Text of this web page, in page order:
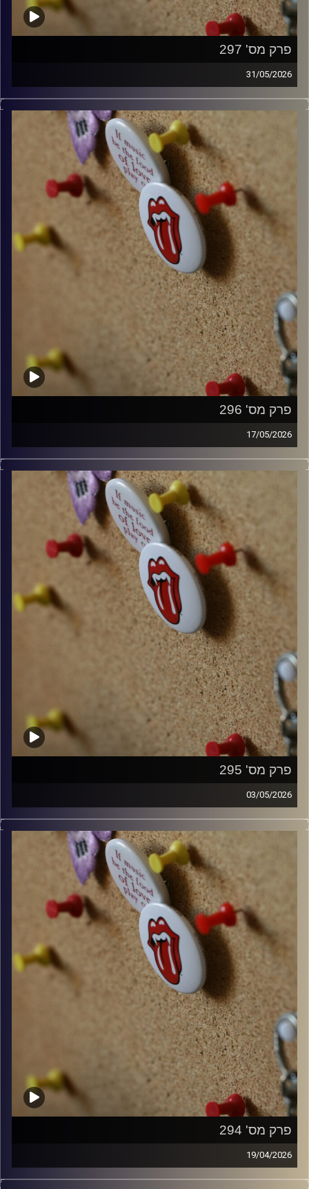
פרק מס' 297
31/05/2026
קלאסיקות רוק עם אורן הוף.
włodi
פרק מס' 296
17/05/2026
קלאסיקות רוק עם אורן הוף.
włodi
פרק מס' 295
03/05/2026
קלאסיקות רוק עם אורן הוף.
włodi
פרק מס' 294
19/04/2026
קלאסיקות רוק עם אורן הוף.